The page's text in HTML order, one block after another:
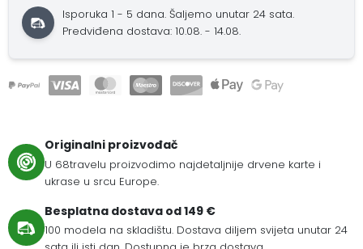
Isporuka 1 - 5 dana.Šaljemo unutar 24 sata.
Predviđena dostava: 10.08. - 14.08.
Originalni proizvođač
U 68travelu proizvodimo najdetaljnije drvene karte i
ukrase u srcu Europe.
Besplatna dostava od 149 €
100 modela na skladištu. Dostava diljem svijeta unutar 24